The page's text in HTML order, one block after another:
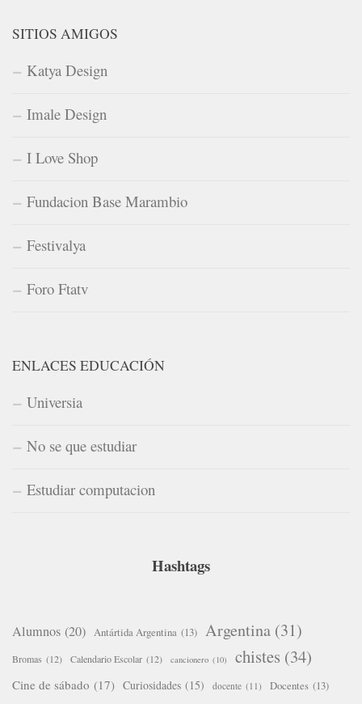
SITIOS AMIGOS
Katya Design
Imale Design
I Love Shop
Fundacion Base Marambio
Festivalya
Foro Ftatv
ENLACES EDUCACIÓN
Universia
No se que estudiar
Estudiar computacion
Hashtags
Alumnos (20) Antártida Argentina (13) Argentina (31)
Bromas (12) Calendario Escolar (12) cancionero (10) chistes (34)
Cine de sábado (17) Curiosidades (15) docente (11) Docentes (13)